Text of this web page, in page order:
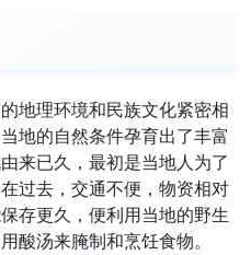
地理环境和民族文化紧密相
地的自然条件孕育出了丰富
来已久，最初是当地人为了
过去，交通不便，物资相对
存更久，便利用当地的野生
酸汤来腌制和烹饪食物。